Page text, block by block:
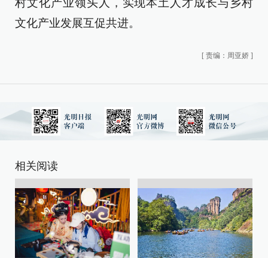
村文化产业领头人，实现本土人才成长与乡村
文化产业发展互促共进。
[ 责编：周亚娇 ]
相关阅读